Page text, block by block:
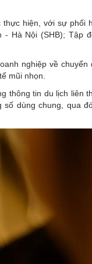
hiện, với sự phối
- Hà Nội (SHB); Tập
nghiệp về chuyển
mũi nhọn.
thông tin du lịch liên
dùng chung, qua